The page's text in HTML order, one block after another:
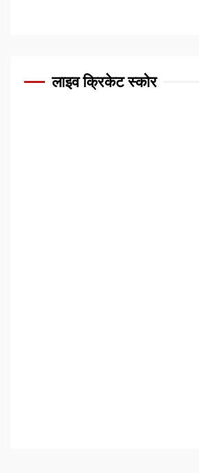
लाइव क्रिकेट स्कोर